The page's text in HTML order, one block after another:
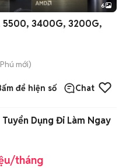
+2
6
5500, 3400G, 3200G,
mới)
để hiện số Chat
Tuyển Dụng Đi Làm Ngay
tháng